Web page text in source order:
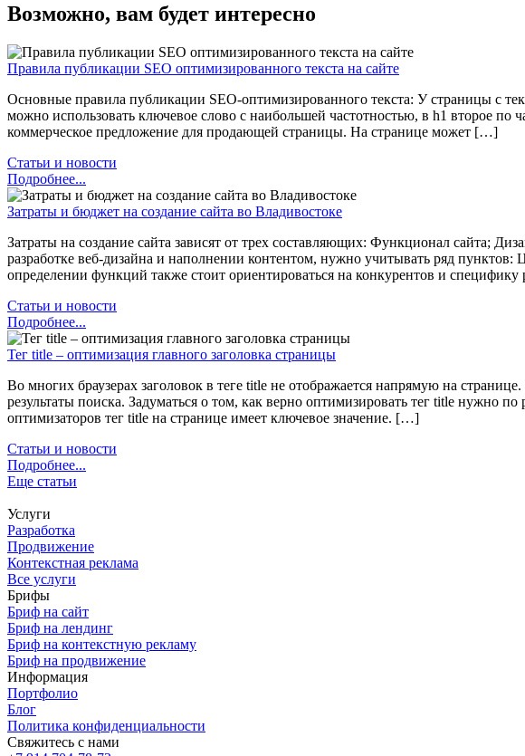
Возможно, вам будет интересно
Правила публикации SEO оптимизированного текста на сайте
Основные правила публикации SEO-оптимизированного текста: У страницы с
можно использовать ключевое слово с наибольшей частотностью, в h1 второе
коммерческое предложение для продающей страницы. На странице может […]
Статьи и новости
Подробнее...
Затраты и бюджет на создание сайта во Владивостоке
Затраты на создание сайта зависят от трех составляющих: Функционал сайта;
разработке веб-дизайна и наполнении контентом, нужно учитывать ряд
определении функций также стоит ориентироваться на конкурентов и
Статьи и новости
Подробнее...
Тег title – оптимизация главного заголовка страницы
Во многих браузерах заголовок в теге title не отображается напрямую на
результаты поиска. Задуматься о том, как верно оптимизировать тег title нужно
оптимизаторов тег title на странице имеет ключевое значение. […]
Статьи и новости
Подробнее...
Еще статьи
Услуги
Разработка
Продвижение
Контекстная реклама
Все услуги
Брифы
Бриф на сайт
Бриф на лендинг
Бриф на контекстную рекламу
Бриф на продвижение
Информация
Портфолио
Блог
Политика конфиденциальности
Свяжитесь с нами